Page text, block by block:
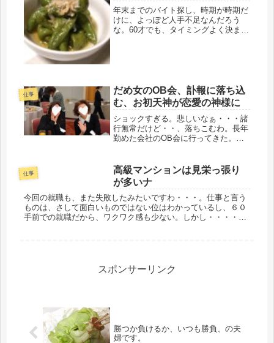
年末までのバイト探し、時期が時期だ
けに、よっぽど人手不足なんだろう
な。60才でも、タイミングよく決まっ
仕事
だめ女のOB会、訃報に落ち込
む、お初天神が恋愛の神様に
ショックすぎる。悲しいなぁ・・・諸
行無常だけど・・、落ちこむわ。長年
勤めた会社のOB会に行ってきた。昨
ールをもらっていたので、遅れないよ
うに早めに駅まで歩く。今日もかなり
冷...
仕事
高級マンションは見栄っ張り
が多いナ
今回の就職も、また失敗したみたいですわ・・・。仕事と言う
ものは、さして面白いものではない位はわかっているし、６０
手前での就職だから、ワクワク感も少ない。しかし・・・・マ
スポンサーリンク
勝つか負けるか、いつも勝負、の夫
婦です。